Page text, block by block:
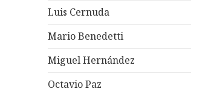
Luis Cernuda
Mario Benedetti
Miguel Hernández
Octavio Paz